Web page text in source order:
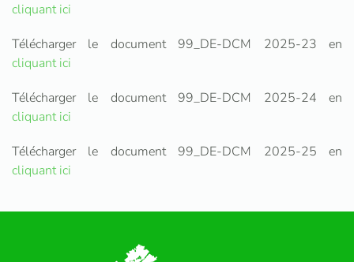
cliquant ici
Télécharger le document 99_DE-DCM 2025-23 en
cliquant ici
Télécharger le document 99_DE-DCM 2025-24 en
cliquant ici
Télécharger le document 99_DE-DCM 2025-25 en
cliquant ici